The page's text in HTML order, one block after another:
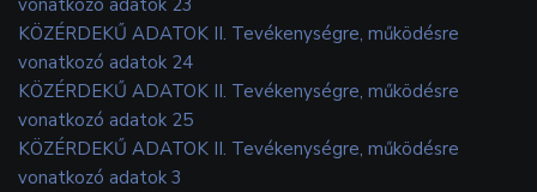
KÖZÉRDEKŰ ADATOK II. Tevékenységre, működésre
vonatkozó adatok 24
KÖZÉRDEKŰ ADATOK II. Tevékenységre, működésre
vonatkozó adatok 25
KÖZÉRDEKŰ ADATOK II. Tevékenységre, működésre
vonatkozó adatok 3